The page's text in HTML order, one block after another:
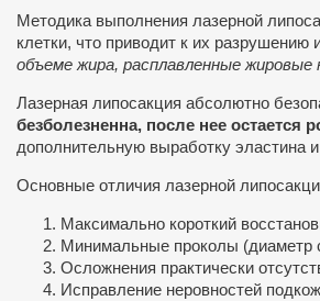
Методика выполнения лазерной
клетки, что приводит к их
объеме жира, расплавленные
Лазерная липосакция абсолютно
безболезненна, после нее остается
дополнительную выработку эластина
Основные отличия лазерной
Максимально короткий
Минимальные проколы (диаметр
Осложнения практически
Исправление неровностей